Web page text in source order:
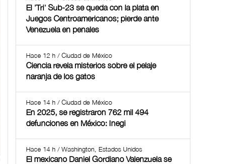
El 'Tri' Sub-23 se queda con la plata en
Juegos Centroamericanos; pierde ante
Venezuela en penales
Hace 12 h / Ciudad de México
Ciencia revela misterios sobre el pelaje
naranja de los gatos
Hace 14 h / Ciudad de México
En 2025, se registraron 762 mil 494
defunciones en México: Inegi
Hace 14 h / Washington, Estados Unidos
El mexicano Daniel Gordiano Valenzuela se